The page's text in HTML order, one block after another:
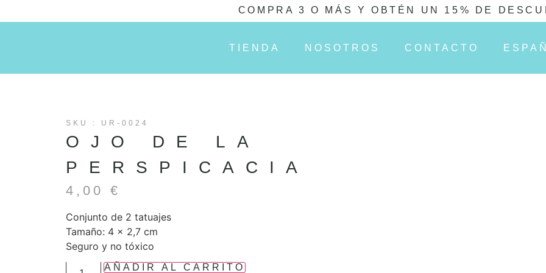
COMPRA 3 O MÁS Y OBTÉN UN 15% DE
TIENDA NOSOTROS CONTACTO
SKU : UR-0024
OJO DE LA
PERSPICACIA
4,00 €
Conjunto de 2 tatuajes
Tamaño: 4 x 2,7 cm
Seguro y no tóxico
AÑADIR AL CARRITO